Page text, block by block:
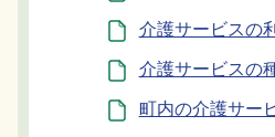
介護サービスの
介護サービスの
町内の介護サー